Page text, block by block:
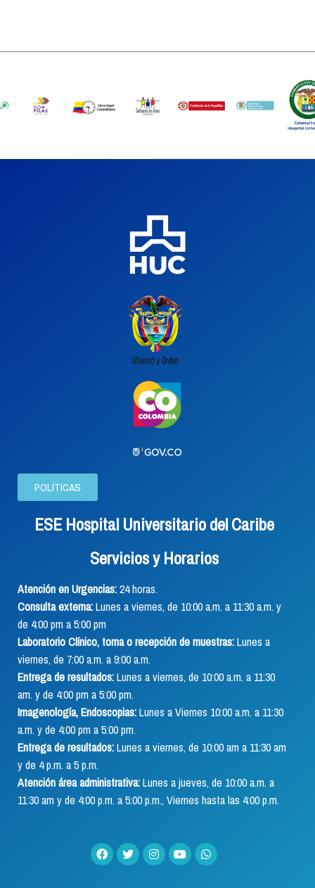
POLÍTICAS
ESE Hospital Universitario del Caribe
Servicios y Horarios
Atención en Urgencias:24 horas.
Consulta externa:Lunes a viernes, de 10:00 a.m. a 11:30 a.m. y
de 4:00 pm a 5:00 pm
Laboratorio Clínico, toma o recepción de muestras:Lunes a
viernes, de 7:00 a.m. a 9:00 a.m.
Entrega de resultados:Lunes a viernes, de 10:00 a.m. a 11:30
am. y de 4:00 pm a 5:00 pm.
Imagenología, Endoscopias:Lunes a Viernes 10:00 a.m. a 11:30
a.m. y de 4:00 pm a 5:00 pm.
Entrega de resultados:Lunes a viernes, de 10:00 am a 11:30 am
y de 4 p.m. a 5 p.m.
Atención área administrativa:Lunes a jueves, de 10:00 a.m. a
11:30 am y de 4:00 p.m. a 5:00 p.m., Viernes hasta las 4:00 p.m.